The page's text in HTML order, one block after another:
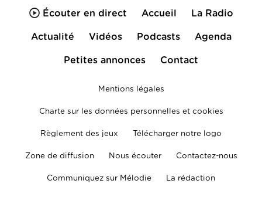
Écouter en direct Accueil La Radio
Actualité Vidéos Podcasts Agenda
Petites annonces Contact
Mentions légales
Charte sur les données personnelles et cookies
Règlement des jeux Télécharger notre logo
Zone de diffusion Nous écouter Contactez-nous
Communiquez sur Mélodie La rédaction